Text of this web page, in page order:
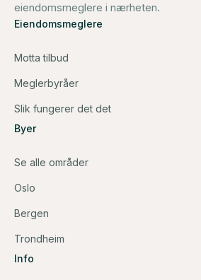
eiendomsmeglere i nærheten.
Eiendomsmeglere
Motta tilbud
Meglerbyråer
Slik fungerer det det
Byer
Se alle områder
Oslo
Bergen
Trondheim
Info